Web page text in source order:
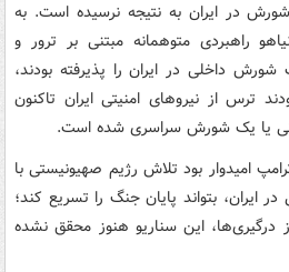
شورش در ایران به نتیجه نرسیده است. به
راهبردی متوهمانه مبتنی بر ترور و
داخلی در ایران را پذیرفته بودند،
ترس از نیروهای امنیتی ایران تاکنون
یا یک شورش سراسری شده است.
امیدوار بود تلاش رژیم صهیونیستی با
ایران، بتواند پایان جنگ را تسریع کند؛
درگیری‌ها، این سناریو هنوز محقق نشده